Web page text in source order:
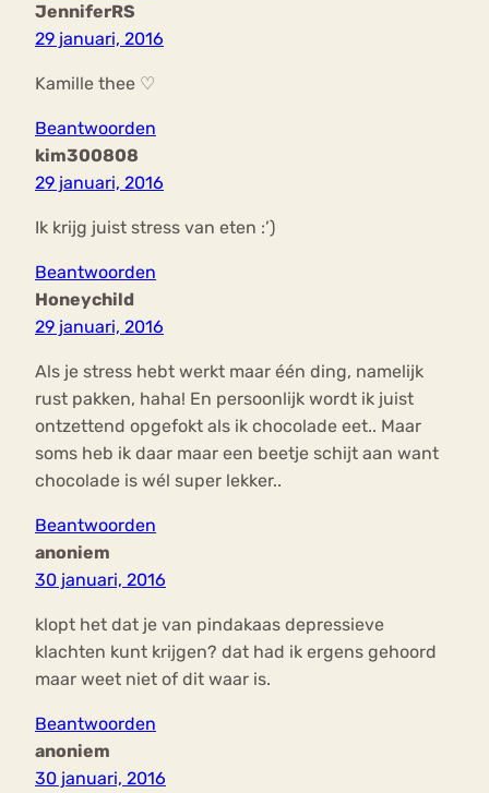
JenniferRS
29 januari, 2016
Kamille thee ♡
Beantwoorden
kim300808
29 januari, 2016
Ik krijg juist stress van eten :’)
Beantwoorden
Honeychild
29 januari, 2016
Als je stress hebt werkt maar één ding, namelijk
rust pakken, haha! En persoonlijk wordt ik juist
ontzettend opgefokt als ik chocolade eet.. Maar
soms heb ik daar maar een beetje schijt aan want
chocolade is wél super lekker..
Beantwoorden
anoniem
30 januari, 2016
klopt het dat je van pindakaas depressieve
klachten kunt krijgen? dat had ik ergens gehoord
maar weet niet of dit waar is.
Beantwoorden
anoniem
30 januari, 2016